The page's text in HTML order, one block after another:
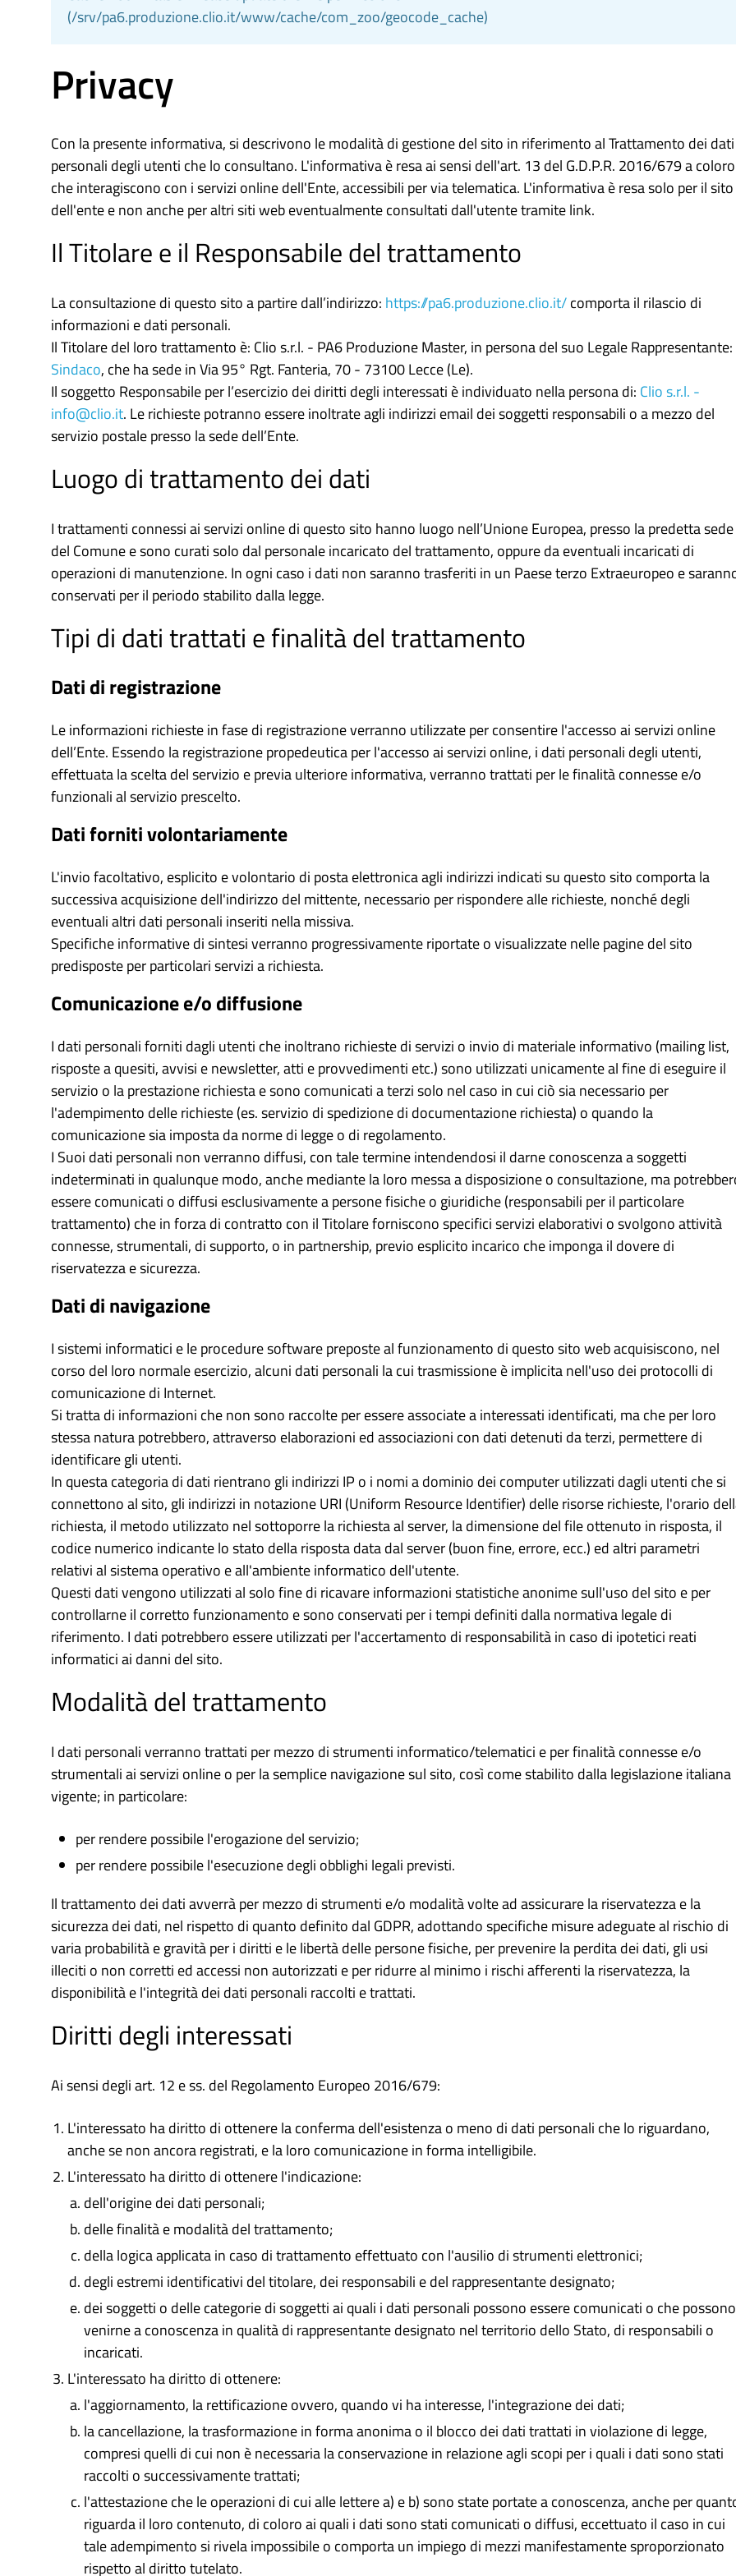
(/srv/pa6.produzione.clio.it/www/cache/com_zoo/geocode_cache)
Privacy
Con la presente informativa, si descrivono le modalità di gestione del sito in riferimento al Trattamento dei dati
personali degli utenti che lo consultano. L'informativa è resa ai sensi dell'art. 13 del G.D.P.R. 2016/679 a coloro
che interagiscono con i servizi online dell'Ente, accessibili per via telematica. L'informativa è resa solo per il sito
dell'ente e non anche per altri siti web eventualmente consultati dall'utente tramite link.
Il Titolare e il Responsabile del trattamento
La consultazione di questo sito a partire dall’indirizzo: https://pa6.produzione.clio.it/comporta il rilascio di
informazioni e dati personali.
Il Titolare del loro trattamento è: Clio s.r.l. - PA6 Produzione Master, in persona del suo Legale Rappresentante:
Sindaco, che ha sede in Via 95° Rgt. Fanteria, 70 - 73100 Lecce (Le).
Il soggetto Responsabile per l’esercizio dei diritti degli interessati è individuato nella persona di: Clio s.r.l. -
info@clio.it. Le richieste potranno essere inoltrate agli indirizzi email dei soggetti responsabili o a mezzo del
servizio postale presso la sede dell’Ente.
Luogo di trattamento dei dati
I trattamenti connessi ai servizi online di questo sito hanno luogo nell’Unione Europea, presso la predetta sede
del Comune e sono curati solo dal personale incaricato del trattamento, oppure da eventuali incaricati di
operazioni di manutenzione. In ogni caso i dati non saranno trasferiti in un Paese terzo Extraeuropeo e
conservati per il periodo stabilito dalla legge.
Tipi di dati trattati e finalità del trattamento
Dati di registrazione
Le informazioni richieste in fase di registrazione verranno utilizzate per consentire l'accesso ai servizi online
dell’Ente. Essendo la registrazione propedeutica per l'accesso ai servizi online, i dati personali degli utenti,
effettuata la scelta del servizio e previa ulteriore informativa, verranno trattati per le finalità connesse e/o
funzionali al servizio prescelto.
Dati forniti volontariamente
L'invio facoltativo, esplicito e volontario di posta elettronica agli indirizzi indicati su questo sito comporta la
successiva acquisizione dell'indirizzo del mittente, necessario per rispondere alle richieste, nonché degli
eventuali altri dati personali inseriti nella missiva.
Specifiche informative di sintesi verranno progressivamente riportate o visualizzate nelle pagine del sito
predisposte per particolari servizi a richiesta.
Comunicazione e/o diffusione
I dati personali forniti dagli utenti che inoltrano richieste di servizi o invio di materiale informativo (mailing list,
risposte a quesiti, avvisi e newsletter, atti e provvedimenti etc.) sono utilizzati unicamente al fine di eseguire il
servizio o la prestazione richiesta e sono comunicati a terzi solo nel caso in cui ciò sia necessario per
l'adempimento delle richieste (es. servizio di spedizione di documentazione richiesta) o quando la
comunicazione sia imposta da norme di legge o di regolamento.
I Suoi dati personali non verranno diffusi, con tale termine intendendosi il darne conoscenza a soggetti
indeterminati in qualunque modo, anche mediante la loro messa a disposizione o consultazione, ma
essere comunicati o diffusi esclusivamente a persone fisiche o giuridiche (responsabili per il particolare
trattamento) che in forza di contratto con il Titolare forniscono specifici servizi elaborativi o svolgono attività
connesse, strumentali, di supporto, o in partnership, previo esplicito incarico che imponga il dovere di
riservatezza e sicurezza.
Dati di navigazione
I sistemi informatici e le procedure software preposte al funzionamento di questo sito web acquisiscono, nel
corso del loro normale esercizio, alcuni dati personali la cui trasmissione è implicita nell'uso dei protocolli di
comunicazione di Internet.
Si tratta di informazioni che non sono raccolte per essere associate a interessati identificati, ma che per loro
stessa natura potrebbero, attraverso elaborazioni ed associazioni con dati detenuti da terzi, permettere di
identificare gli utenti.
In questa categoria di dati rientrano gli indirizzi IP o i nomi a dominio dei computer utilizzati dagli utenti che si
connettono al sito, gli indirizzi in notazione URI (Uniform Resource Identifier) delle risorse richieste, l'orario
richiesta, il metodo utilizzato nel sottoporre la richiesta al server, la dimensione del file ottenuto in risposta, il
codice numerico indicante lo stato della risposta data dal server (buon fine, errore, ecc.) ed altri parametri
relativi al sistema operativo e all'ambiente informatico dell'utente.
Questi dati vengono utilizzati al solo fine di ricavare informazioni statistiche anonime sull'uso del sito e per
controllarne il corretto funzionamento e sono conservati per i tempi definiti dalla normativa legale di
riferimento. I dati potrebbero essere utilizzati per l'accertamento di responsabilità in caso di ipotetici reati
informatici ai danni del sito.
Modalità del trattamento
I dati personali verranno trattati per mezzo di strumenti informatico/telematici e per finalità connesse e/o
strumentali ai servizi online o per la semplice navigazione sul sito, così come stabilito dalla legislazione italiana
vigente; in particolare:
per rendere possibile l'erogazione del servizio;
per rendere possibile l'esecuzione degli obblighi legali previsti.
Il trattamento dei dati avverrà per mezzo di strumenti e/o modalità volte ad assicurare la riservatezza e la
sicurezza dei dati, nel rispetto di quanto definito dal GDPR, adottando specifiche misure adeguate al rischio di
varia probabilità e gravità per i diritti e le libertà delle persone fisiche, per prevenire la perdita dei dati, gli usi
illeciti o non corretti ed accessi non autorizzati e per ridurre al minimo i rischi afferenti la riservatezza, la
disponibilità e l'integrità dei dati personali raccolti e trattati.
Diritti degli interessati
Ai sensi degli art. 12 e ss. del Regolamento Europeo 2016/679:
L'interessato ha diritto di ottenere la conferma dell'esistenza o meno di dati personali che lo riguardano,
anche se non ancora registrati, e la loro comunicazione in forma intelligibile.
L'interessato ha diritto di ottenere l'indicazione:
dell'origine dei dati personali;
delle finalità e modalità del trattamento;
della logica applicata in caso di trattamento effettuato con l'ausilio di strumenti elettronici;
degli estremi identificativi del titolare, dei responsabili e del rappresentante designato;
dei soggetti o delle categorie di soggetti ai quali i dati personali possono essere comunicati o che possono
venirne a conoscenza in qualità di rappresentante designato nel territorio dello Stato, di responsabili o
incaricati.
L'interessato ha diritto di ottenere:
l'aggiornamento, la rettificazione ovvero, quando vi ha interesse, l'integrazione dei dati;
la cancellazione, la trasformazione in forma anonima o il blocco dei dati trattati in violazione di legge,
compresi quelli di cui non è necessaria la conservazione in relazione agli scopi per i quali i dati sono stati
raccolti o successivamente trattati;
l'attestazione che le operazioni di cui alle lettere a) e b) sono state portate a conoscenza, anche per
riguarda il loro contenuto, di coloro ai quali i dati sono stati comunicati o diffusi, eccettuato il caso in cui
tale adempimento si rivela impossibile o comporta un impiego di mezzi manifestamente sproporzionato
rispetto al diritto tutelato.